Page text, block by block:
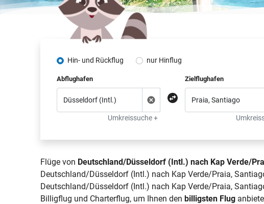
Hin- und Rückflug nur Hinflug
Abflughafen
Umkreissuche +
Zielflughafen
Flüge von Deutschland/Düsseldorf (Intl.) nach Kap Verde/
Deutschland/Düsseldorf (Intl.) nach Kap Verde/Praia,
Deutschland/Düsseldorf (Intl.) nach Kap Verde/Praia,
Billigflug und Charterflug, um Ihnen denbilligsten Flug